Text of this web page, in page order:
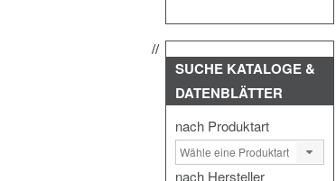
SUCHE KATALOGE &
DATENBLÄTTER
nach Produktart
nach Hersteller